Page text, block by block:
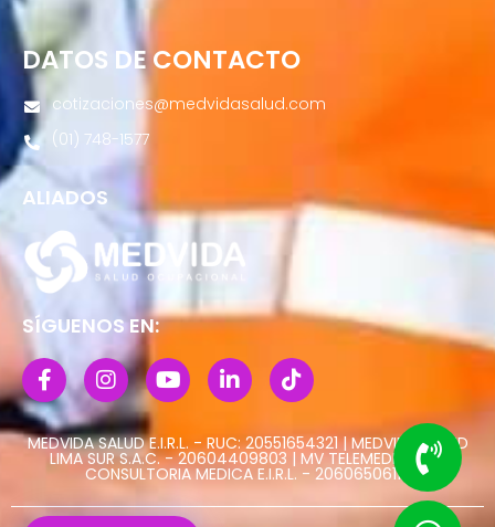
DATOS DE CONTACTO
cotizaciones@medvidasalud.com
(01) 748-1577
ALIADOS
SÍGUENOS EN:
MEDVIDA SALUD E.I.R.L. - RUC: 20551654321 | MEDVIDA SALUD
LIMA SUR S.A.C. - 20604409803 | MV TELEMEDICINA Y
CONSULTORIA MEDICA E.I.R.L. - 20606506113